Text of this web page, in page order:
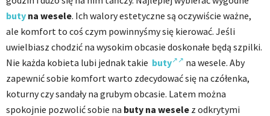
buty na wesele. Ich walory estetyczne są oczywiście ważne,
ale komfort to coś czym powinnyśmy się kierować. Jeśli
uwielbiasz chodzić na wysokim obcasie doskonałe będą szpilki.
Nie każda kobieta lubi jednak takie buty
na wesele. Aby
zapewnić sobie komfort warto zdecydować się na czółenka,
koturny czy sandały na grubym obcasie. Latem można
spokojnie pozwolić sobie na buty na wesele z odkrytymi